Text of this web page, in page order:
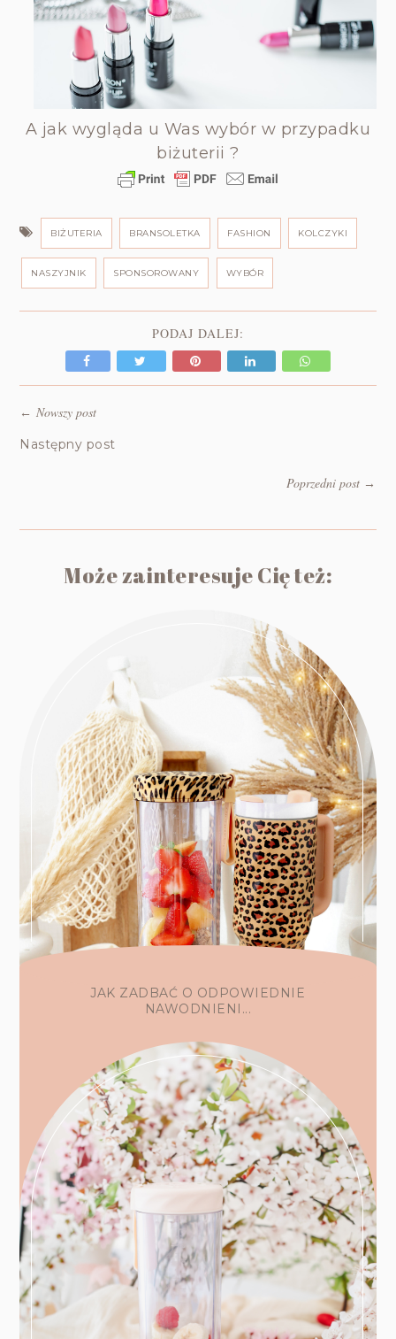
A jak wygląda u Was wybór w przypadku
biżuterii ?
BIŻUTERIA BRANSOLETKA FASHION KOLCZYKI
NASZYJNIK SPONSOROWANY WYBÓR
PODAJ DALEJ:
←Nowszy post
Następny post
Poprzedni post→
Może zainteresuje Cię też:
JAK ZADBAĆ O ODPOWIEDNIE
NAWODNIENI...